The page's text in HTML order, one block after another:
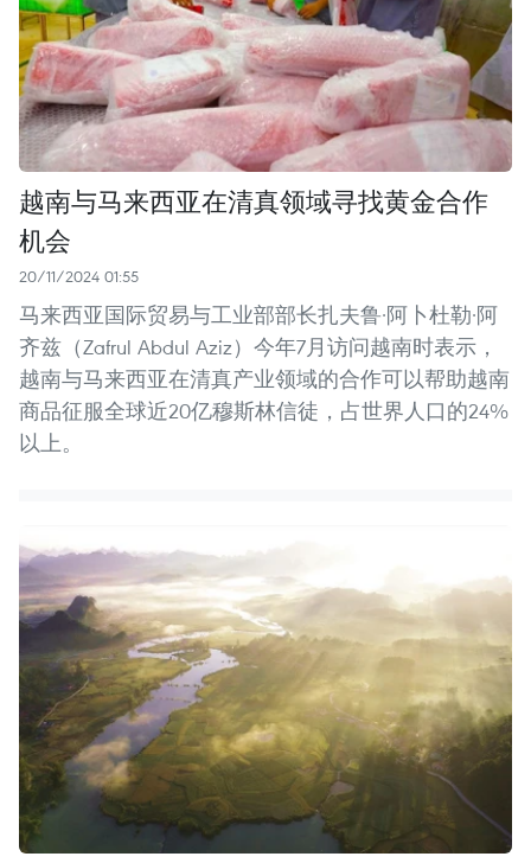
越南与马来西亚在清真领域寻找黄金合作
机会
20/11/2024 01:55
马来西亚国际贸易与工业部部长扎夫鲁·阿卜杜勒·阿
齐兹（Zafrul Abdul Aziz）今年7月访问越南时表示，
越南与马来西亚在清真产业领域的合作可以帮助越南
商品征服全球近20亿穆斯林信徒，占世界人口的24%
以上。